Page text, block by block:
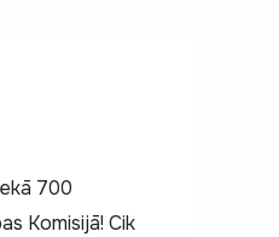
700
Komisijā! Cik